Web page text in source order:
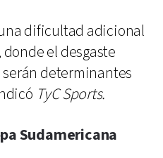
dificultad adicional
el desgaste
determinantes
TyC Sports.
Sudamericana